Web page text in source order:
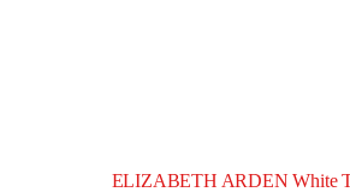
ELIZABETH ARDEN White